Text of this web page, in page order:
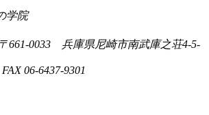
学院
〒661-0033 兵庫県尼崎市南武庫之荘4-5-
06-6437-9301